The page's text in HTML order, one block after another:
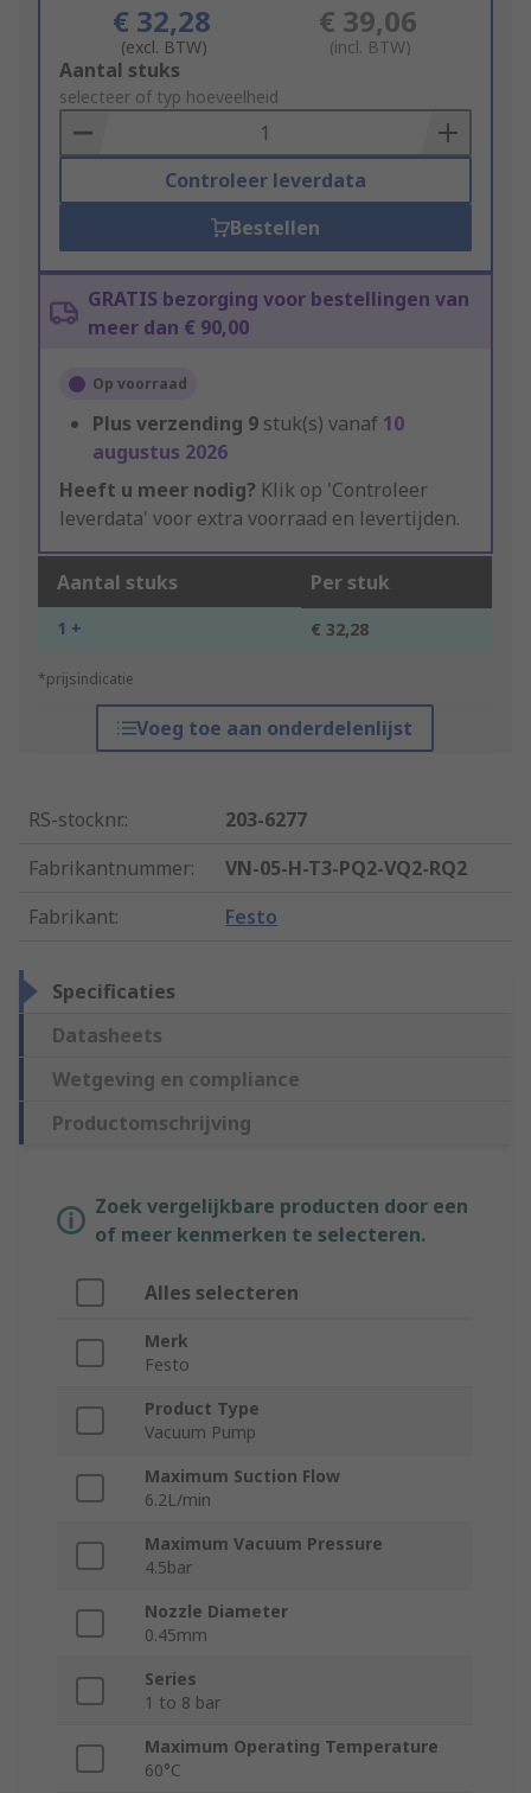
€ 32,28
(excl. BTW)
€ 39,06
(incl. BTW)
Add
to
Basket
Aantal stuks
selecteer of typ hoeveelheid
Controleer leverdata
Bestellen
GRATIS bezorging voor bestellingen van
meer dan € 90,00
Op voorraad
Plus verzending 9 stuk(s) vanaf 10
augustus 2026
Heeft u meer nodig? Klik op 'Controleer
leverdata' voor extra voorraad en levertijden.
Aantal stuks Per stuk
1 + € 32,28
*prijsindicatie
Voeg toe aan onderdelenlijst
RS-stocknr.:
203-6277
Fabrikantnummer:
VN-05-H-T3-PQ2-VQ2-RQ2
Fabrikant: Festo
Specificaties
Datasheets
Wetgeving en compliance
Productomschrijving
Zoek vergelijkbare producten door een
of meer kenmerken te selecteren.
Alles selecteren
Merk
Festo
Product Type
Vacuum Pump
Maximum Suction Flow
6.2L/min
Maximum Vacuum Pressure
4.5bar
Nozzle Diameter
0.45mm
Series
1 to 8 bar
Maximum Operating Temperature
60°C